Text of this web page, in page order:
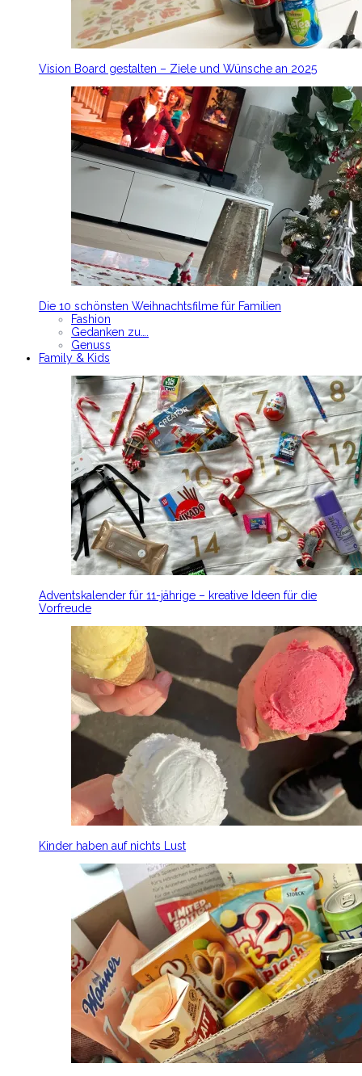
Vision Board gestalten – Ziele und Wünsche an 2025
Die 10 schönsten Weihnachtsfilme für Familien
Fashion
Gedanken zu….
Genuss
Family & Kids
Adventskalender für 11-jährige – kreative Ideen für die
Vorfreude
Kinder haben auf nichts Lust